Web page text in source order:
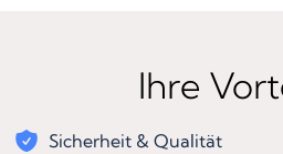
Ihre
Sicherheit & Qualität